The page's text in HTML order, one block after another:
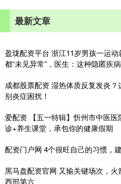
最新文章
盈珑配资平台 浙江11岁男孩一运
都“未见异常”，医生：这种隐匿疾
成都股票配资 湿热体质反复发炎
别炎症困扰！
爱配资 【五一特辑】忻州市中医
诊+养生课堂，承包你的健康假期
配资门户网 4个很旺自己的习惯，
黑马盘配资官网 又输关键场次，
西部第六